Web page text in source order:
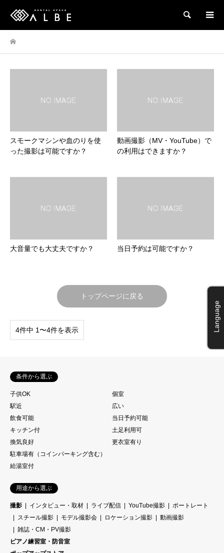
検索
スモークマシンや血のりを使
った撮影は可能ですか？
動画撮影（MV・YouTube）で
の利用はできますか？
大音量でも大丈夫ですか？ 当日予約は可能ですか？
トップページに戻る
4件中 1〜4件を表示
条件から選ぶ
子供OK
個室
駅近
広い
飲食可能
当日予約可能
キッチン付
土足利用可
換気良好
更衣室有り
駐車場有（コインパーキング含む）
給湯室付
用途から選ぶ
撮影 インタビュー・取材 ライブ配信 YouTube撮影
ポートレート
スチール撮影
モデル撮影会 ロケーション撮影
動画撮影
雑誌・CM・PV撮影
ピアノ練習室・防音室
Language